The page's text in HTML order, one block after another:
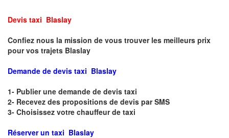
Devis taxi Blaslay
Confiez nous la mission de vous trouver les meilleurs prix
pour vos trajets Blaslay
Demande de devis taxi Blaslay
1- Publier une demande de devis taxi
2- Recevez des propositions de devis par SMS
3- Choisissez votre chauffeur de taxi
Réserver un taxi Blaslay